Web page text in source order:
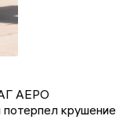
АЕРО
крушение